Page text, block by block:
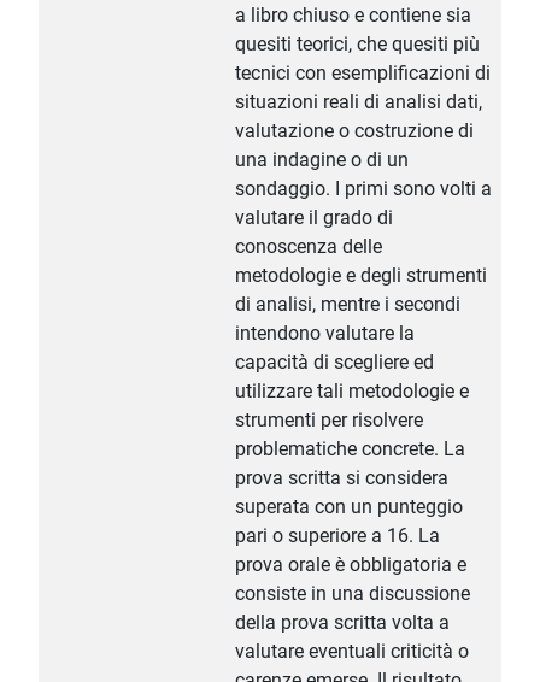
a libro chiuso e contiene sia
quesiti teorici, che quesiti più
tecnici con esemplificazioni di
situazioni reali di analisi dati,
valutazione o costruzione di
una indagine o di un
sondaggio. I primi sono volti a
valutare il grado di
conoscenza delle
metodologie e degli strumenti
di analisi, mentre i secondi
intendono valutare la
capacità di scegliere ed
utilizzare tali metodologie e
strumenti per risolvere
problematiche concrete. La
prova scritta si considera
superata con un punteggio
pari o superiore a 16. La
prova orale è obbligatoria e
consiste in una discussione
della prova scritta volta a
valutare eventuali criticità o